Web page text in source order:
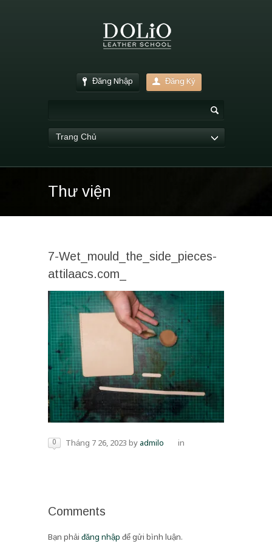
Đăng Nhập Đăng Ký
Trang Chủ
Thư viện
7-Wet_mould_the_side_pieces-
attilaacs.com_
0 Tháng 7 26, 2023 byadmilo in
Comments
Bạn phải đăng nhập để gửi bình luận.